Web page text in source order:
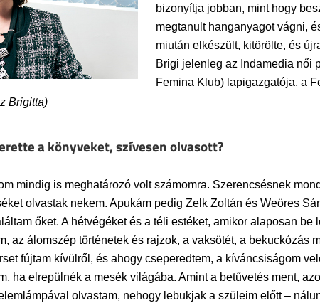
Brigitta)
bizonyítja jobban, mint hogy
megtanult hanganyagot vágni,
miután elkészült, kitörölte, és
Brigi jelenleg az Indamedia női
Femina Klub) lapigazgatója, a
a könyveket, szívesen olvasott?
mindig is meghatározó volt számomra. Szerencsésnek
olvastak nekem. Apukám pedig Zelk Zoltán és Weöres
őket. A hétvégéket és a téli estéket, amikor alaposan
az álomszép történetek és rajzok, a vaksötét, a
fújtam kívülről, és ahogy cseperedtem, a kíváncsiságom
ha elrepülnék a mesék világába. Amint a betűvetés ment,
olvastam, nehogy lebukjak a szüleim előtt –